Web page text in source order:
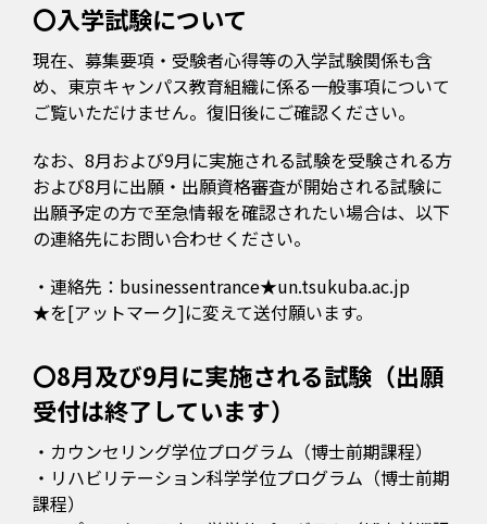
〇入学試験について
現在、募集要項・受験者心得等の入学試験関係も含
め、東京キャンパス教育組織に係る一般事項について
ご覧いただけません。復旧後にご確認ください。
なお、8月および9月に実施される試験を受験される方
および8月に出願・出願資格審査が開始される試験に
出願予定の方で至急情報を確認されたい場合は、以下
の連絡先にお問い合わせください。
・連絡先：businessentrance★un.tsukuba.ac.jp
★を[アットマーク]に変えて送付願います。
〇8月及び9月に実施される試験（出願
受付は終了しています）
・カウンセリング学位プログラム（博士前期課程）
・リハビリテーション科学学位プログラム（博士前期
課程）